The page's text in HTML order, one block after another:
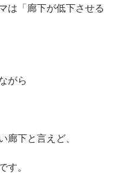
は「廊下が低下させる
がら
廊下と言えど、
す。